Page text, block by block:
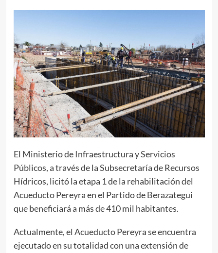
El Ministerio de Infraestructura y Servicios
Públicos, a través de la Subsecretaría de Recursos
Hídricos, licitó la etapa 1 de la rehabilitación del
Acueducto Pereyra en el Partido de Berazategui
que beneficiará a más de 410 mil habitantes.
Actualmente, el Acueducto Pereyra se encuentra
ejecutado en su totalidad con una extensión de